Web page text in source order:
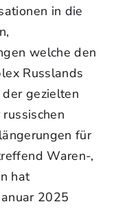
in die
welche den
Russlands
gezielten
für
Waren-,
hat
2025